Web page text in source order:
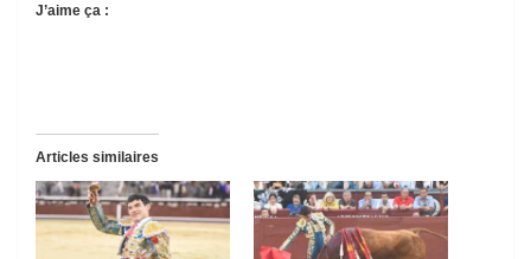
J’aime ça :
Articles similaires